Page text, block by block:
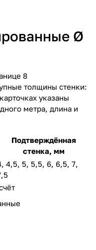
Ø
8
толщины стенки:
указаны
метра, длина и
Подтверждённая
стенка, мм
4,5, 5, 5,5, 6, 6,5, 7,